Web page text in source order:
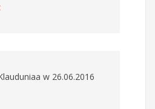
w 26.06.2016